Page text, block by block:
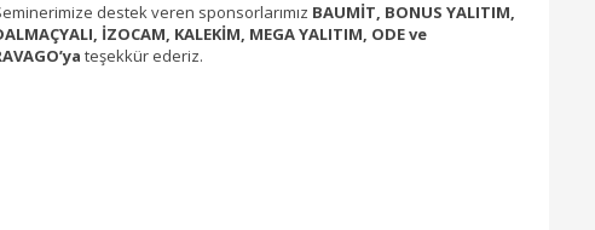
destek veren sponsorlarımız BAUMİT, BONUS YALITIM,
İZOCAM, KALEKİM, MEGA YALITIM, ODE ve
teşekkür ederiz.